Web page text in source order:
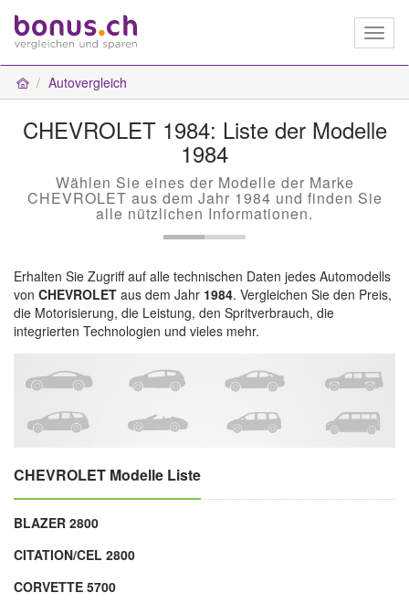
Autovergleich
CHEVROLET 1984: Liste der Modelle
1984
Wählen Sie eines der Modelle der Marke
CHEVROLET aus dem Jahr 1984 und finden Sie
alle nützlichen Informationen.
Erhalten Sie Zugriff auf alle technischen Daten jedes Automodells
von CHEVROLET aus dem Jahr 1984. Vergleichen Sie den Preis,
die Motorisierung, die Leistung, den Spritverbrauch, die
integrierten Technologien und vieles mehr.
CHEVROLET Modelle Liste
BLAZER 2800
CITATION/CEL 2800
CORVETTE 5700